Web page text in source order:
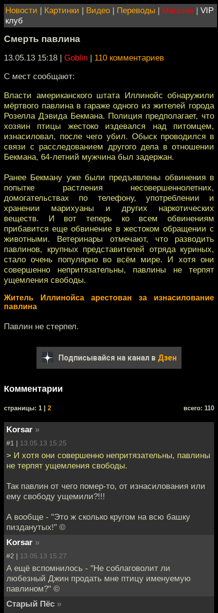
Новости | Картинки | Видео | Переводы | Магазин | VIP
клуб
Смерть павлина
13.05.13 15:18 | Goblin | 110 комментариев
С мест сообщают:
Власти американского штата Иллинойс обнаружили
мёртвого павлина в гараже одного из жителей города
Розелла Дэвида Бекмана. Полиция предполагает, что
хозяин птицы жестоко издевался над питомцем,
изнасиловал, после чего убил. Обыск проводился в
связи с расследованием другого дела в отношении
Бекмана, 64-летний мужчина был задержан.
Ранее Бекману уже были предъявлены обвинения в
попытке растления несовершеннолетних,
домогательствах по телефону, употреблении и
хранении марихуаны и других наркотических
веществ. И вот теперь ко всем обвинениям
прибавится еще обвинение в жестоком обращении с
животными. Ветеринары отмечают, что разводить
павлинов, крупных представителей отряда куриных,
стало очень популярно во всём мире. И хотя они
совершенно непритязательны, павлины не терпят
ущемления свободы.
Житель Иллинойса арестован за изнасилование
павлина
Павлин не стерпел.
Подписывайся на канал в Дзен
Комментарии
cтраницы: 1 | 2 всего: 110
Korsar »
#1 | 13.05.13 15:25
> И хотя они совершенно непритязательны, павлины
не терпят ущемления свободы.
Так павлин от чего помер-то, от изнасилования или
ему свободу ущемили?!!!
А вообще - "Это ж сколько кругом на всю башку
пизданутых!" ©
Korsar »
#2 | 13.05.13 15:27
А ещё вспомнилось - "Не соблаговолит ли
любезный Джин продать мне птицу именуемую
павлином?" ©
Старый Пёс »